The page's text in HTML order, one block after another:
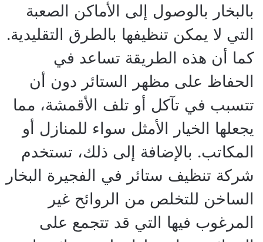
بالبخار بالوصول إلى الأماكن الصعبة
التي لا يمكن تنظيفها بالطرق التقليدية.
كما أن هذه الطريقة تساعد في
الحفاظ على مظهر الستائر دون أن
تتسبب في تآكل أو تلف الأقمشة، مما
يجعلها الخيار الأمثل سواء للمنازل أو
المكاتب. بالإضافة إلى ذلك، تستخدم
شركة تنظيف ستائر في الفجيرة البخار
الساخن للتخلص من الروائح غير
المرغوب فيها التي قد تتجمع على